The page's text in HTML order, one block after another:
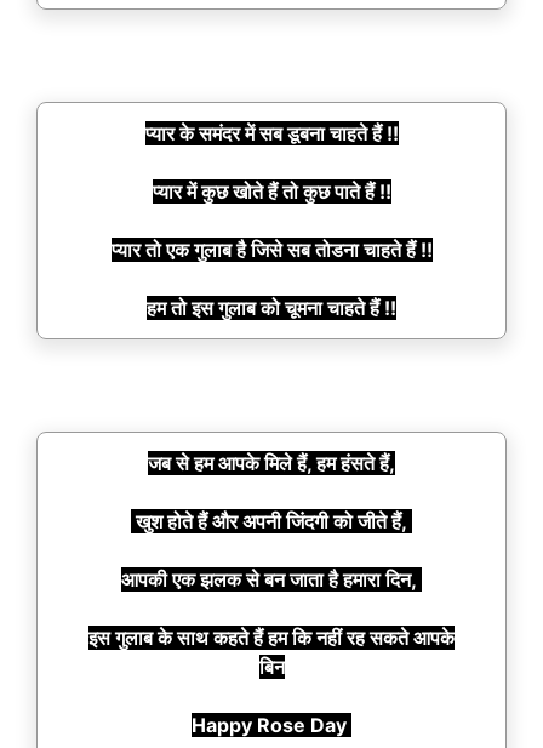
प्यार के समंदर में सब डूबना चाहते हैं !!
प्यार में कुछ खोते हैं तो कुछ पाते हैं !!
प्यार तो एक गुलाब है जिसे सब तोडना चाहते हैं !!
हम तो इस गुलाब को चूमना चाहते हैं !!
जब से हम आपके मिले हैं, हम हंसते हैं,
खुश होते हैं और अपनी जिंदगी को जीते हैं,
आपकी एक झलक से बन जाता है हमारा दिन,
इस गुलाब के साथ कहते हैं हम कि नहीं रह सकते आपके
बिन
Happy Rose Day